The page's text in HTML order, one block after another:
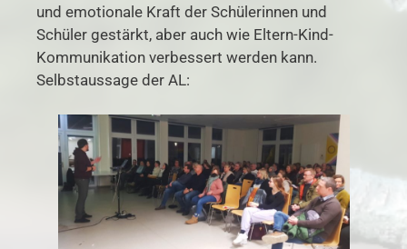
und emotionale Kraft der Schülerinnen und
Schüler gestärkt, aber auch wie Eltern-Kind-
Kommunikation verbessert werden kann.
Selbstaussage der AL: